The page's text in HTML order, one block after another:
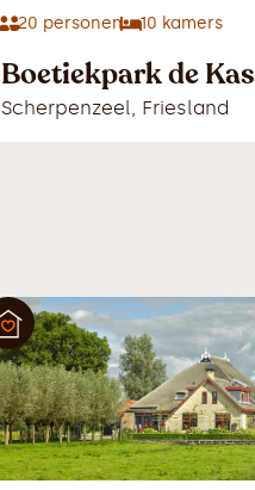
20 personen 10 kamers
Boetiekpark de Kas
Scherpenzeel, Friesland